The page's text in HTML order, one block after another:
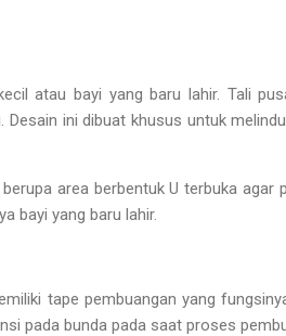
atau bayi yang baru lahir. Tali
ini dibuat khusus untuk
area berbentuk U terbuka agar
bayi yang baru lahir.
tape pembuangan yang
pada bunda pada saat proses